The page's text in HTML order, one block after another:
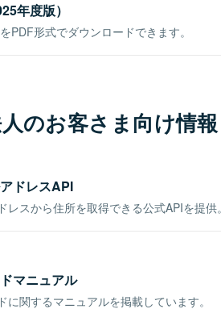
年度版）
PDF形式でダウンロードできます。
のお客さま向け情報
ドレスAPI
スから住所を取得できる公式APIを提供。
マニュアル
関するマニュアルを掲載しています。